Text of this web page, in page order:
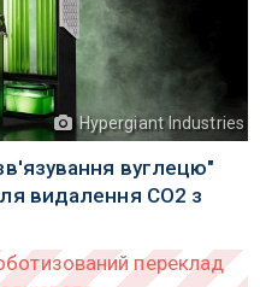
Hypergiant Industries
вуглецю"
видалення CO2 з